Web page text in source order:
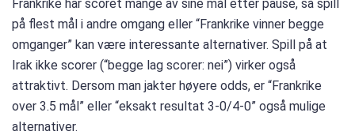
Frankrike har scoret mange av sine mål etter pause, så spill
på flest mål i andre omgang eller “Frankrike vinner begge
omganger” kan være interessante alternativer. Spill på at
Irak ikke scorer (“begge lag scorer: nei”) virker også
attraktivt. Dersom man jakter høyere odds, er “Frankrike
over 3.5 mål” eller “eksakt resultat 3-0/4-0” også mulige
alternativer.